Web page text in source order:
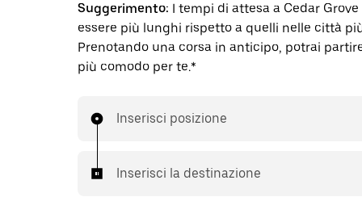
Suggerimento: I tempi di attesa a Cedar
essere più lunghi rispetto a quelli nelle città
Prenotando una corsa in anticipo, potrai
più comodo per te.*
Inserisci posizione
Inserisci la destinazione